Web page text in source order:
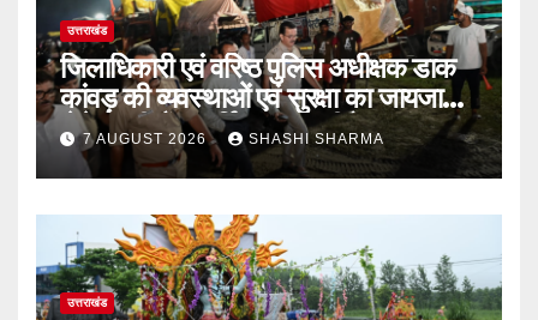
उत्तराखंड
जिलाधिकारी एवं वरिष्ठ पुलिस अधीक्षक डाक
कांवड़ की व्यवस्थाओं एवं सुरक्षा का जायजा
लेने बैरागी कैंप पार्किंग स्थल जीरो ग्राउंड पर
देर रात्रि पहुंचे
7 AUGUST 2026 SHASHI SHARMA
उत्तराखंड